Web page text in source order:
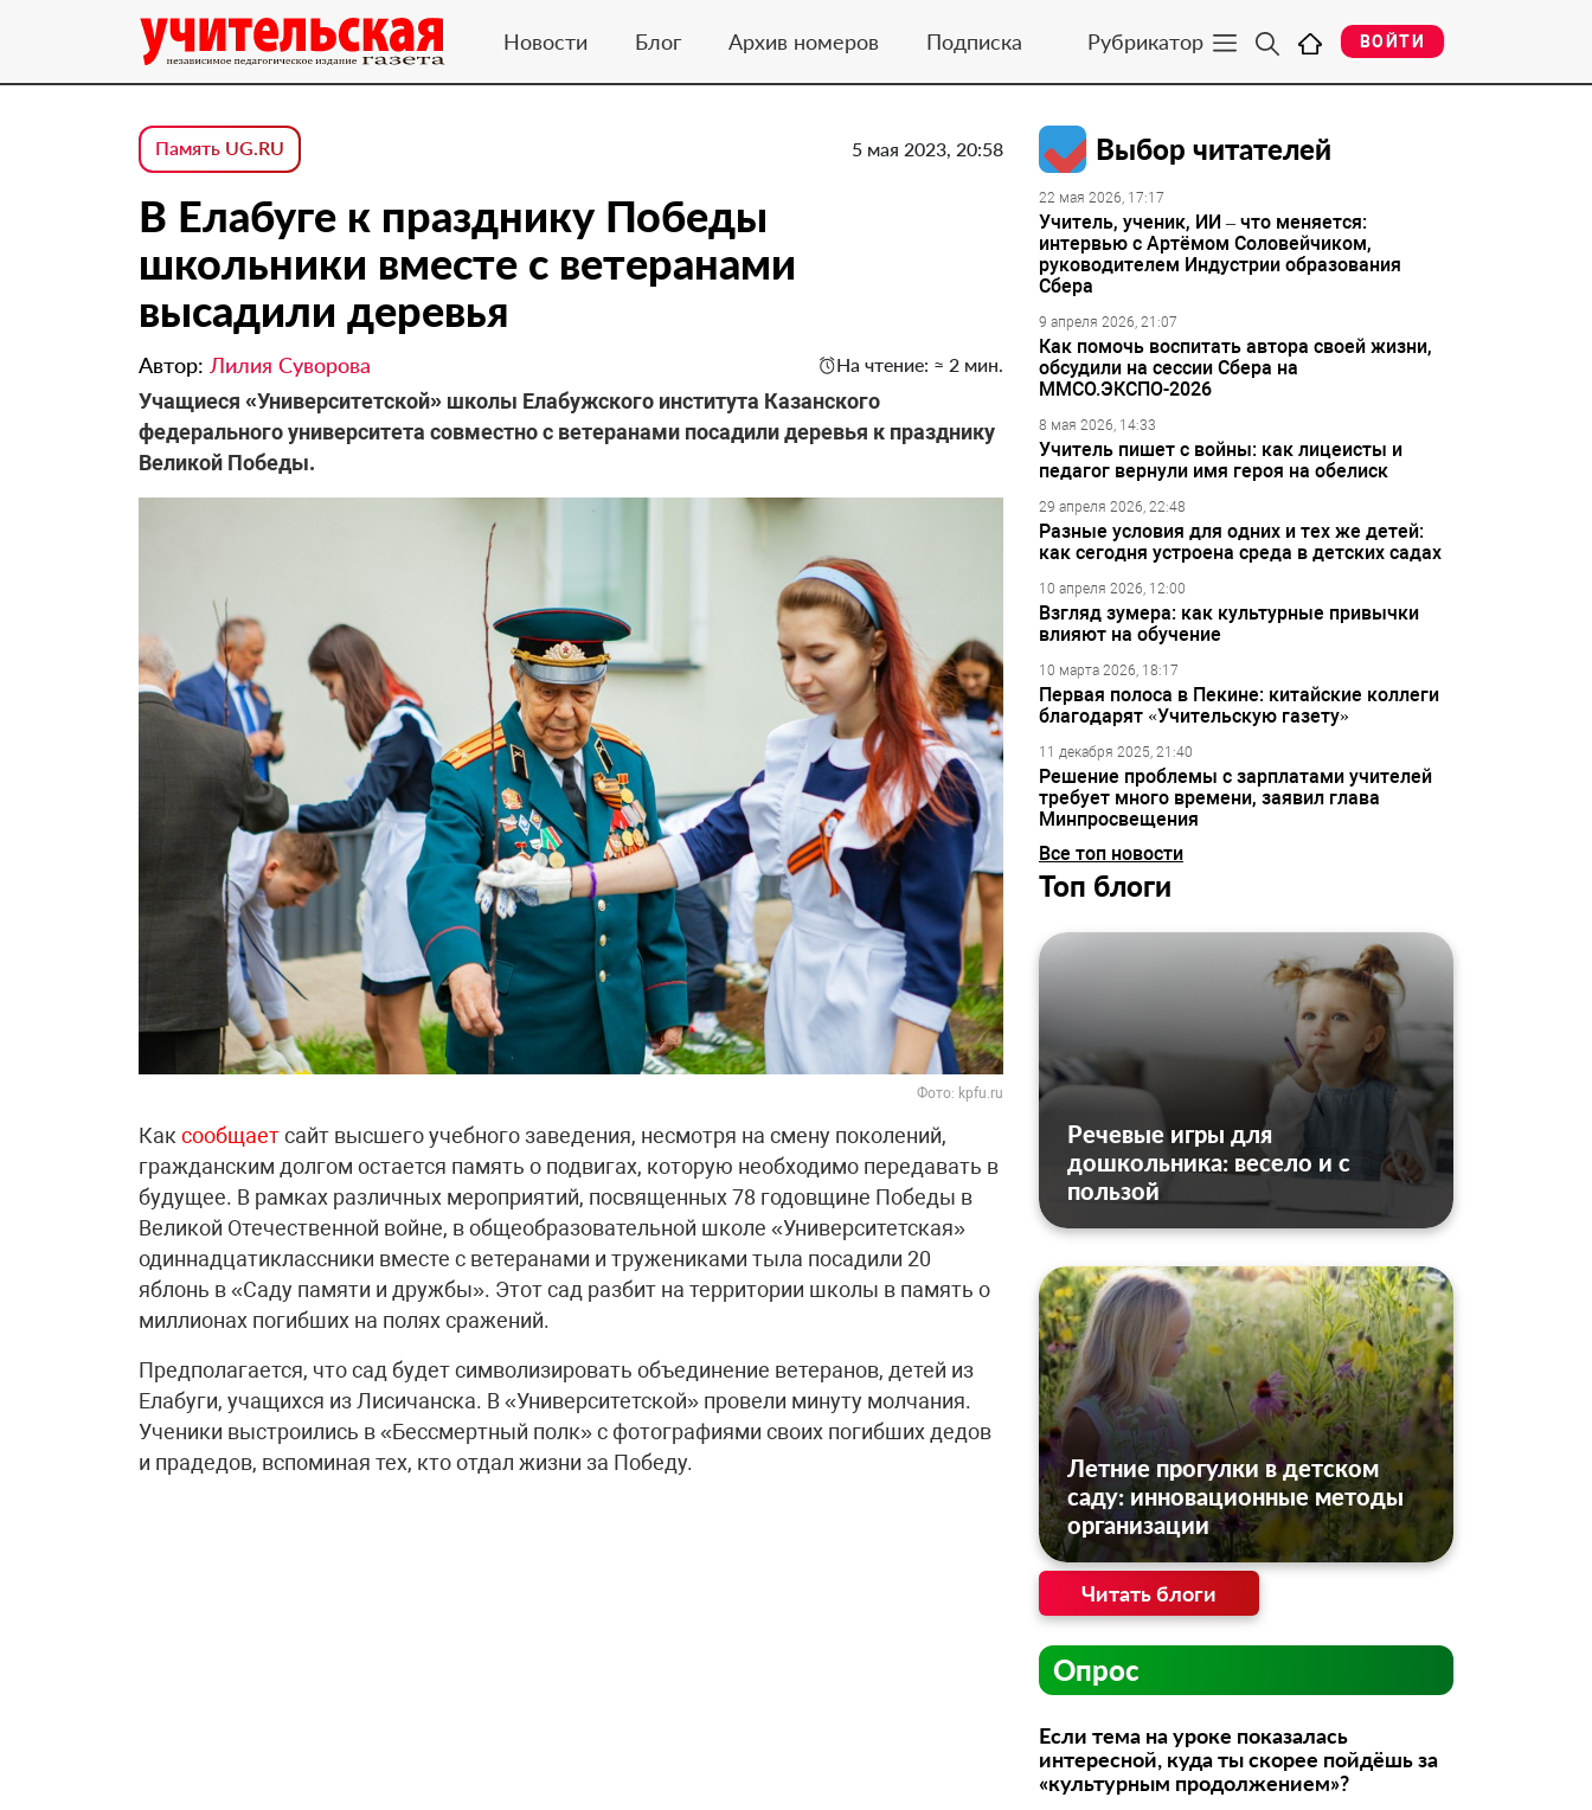
Новости Блог Архив номеров Подписка Рубрикатор ВОЙТИ
Память UG.RU 5 мая 2023, 20:58
В Елабуге к празднику Победы
школьники вместе с ветеранами
высадили деревья
Автор: Лилия Суворова На чтение: ≈ 2 мин.
Учащиеся «Университетской» школы Елабужского института Казанского
федерального университета совместно с ветеранами посадили деревья к празднику
Великой Победы.
Фото: kpfu.ru
Как сообщаетсайт высшего учебного заведения, несмотря на смену поколений,
гражданским долгом остается память о подвигах, которую необходимо передавать в
будущее. В рамках различных мероприятий, посвященных 78 годовщине Победы в
Великой Отечественной войне, в общеобразовательной школе «Университетская»
одиннадцатиклассники вместе с ветеранами и тружениками тыла посадили 20
яблонь в «Саду памяти и дружбы». Этот сад разбит на территории школы в память о
миллионах погибших на полях сражений.
Предполагается, что сад будет символизировать объединение ветеранов, детей из
Елабуги, учащихся из Лисичанска. В «Университетской» провели минуту молчания.
Ученики выстроились в «Бессмертный полк» с фотографиями своих погибших дедов
и прадедов, вспоминая тех, кто отдал жизни за Победу.
Выбор читателей
22 мая 2026, 17:17
Учитель, ученик, ИИ – что меняется:
интервью с Артёмом Соловейчиком,
руководителем Индустрии образования
Сбера
9 апреля 2026, 21:07
Как помочь воспитать автора своей жизни,
обсудили на сессии Сбера на
ММСО.ЭКСПО-2026
8 мая 2026, 14:33
Учитель пишет с войны: как лицеисты и
педагог вернули имя героя на обелиск
29 апреля 2026, 22:48
Разные условия для одних и тех же детей:
как сегодня устроена среда в детских садах
10 апреля 2026, 12:00
Взгляд зумера: как культурные привычки
влияют на обучение
10 марта 2026, 18:17
Первая полоса в Пекине: китайские коллеги
благодарят «Учительскую газету»
11 декабря 2025, 21:40
Решение проблемы с зарплатами учителей
требует много времени, заявил глава
Минпросвещения
Все топ новости
Топ блоги
Речевые игры для
дошкольника: весело и с
пользой
Летние прогулки в детском
саду: инновационные методы
организации
Читать блоги
Опрос
Если тема на уроке показалась
интересной, куда ты скорее пойдёшь за
«культурным продолжением»?